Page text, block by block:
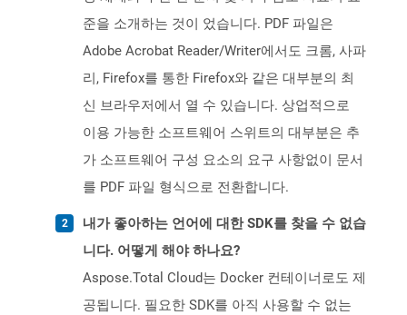
준을 소개하는 것이 었습니다. PDF 파일은
Adobe Acrobat Reader/Writer에서도 크롬, 사파
리, Firefox를 통한 Firefox와 같은 대부분의 최
신 브라우저에서 열 수 있습니다. 상업적으로
이용 가능한 소프트웨어 스위트의 대부분은 추
가 소프트웨어 구성 요소의 요구 사항없이 문서
를 PDF 파일 형식으로 전환합니다.
내가 좋아하는 언어에 대한 SDK를 찾을 수 없습
니다. 어떻게 해야 하나요?
Aspose.Total Cloud는 Docker 컨테이너로도 제
공됩니다. 필요한 SDK를 아직 사용할 수 없는